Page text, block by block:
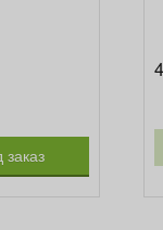
заказ